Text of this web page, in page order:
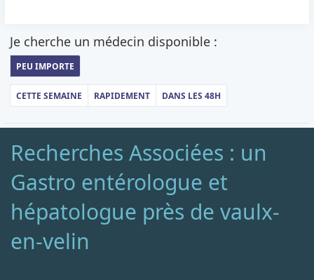
Je cherche un médecin disponible :
PEU IMPORTE
CETTE SEMAINE RAPIDEMENT DANS LES 48H
Recherches Associées : un
Gastro entérologue et
hépatologue près de vaulx-
en-velin